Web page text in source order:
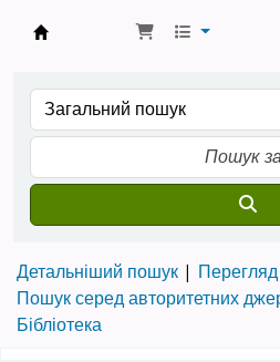
Детальніший пошук
Пошук серед авторитетних
Бібліотека